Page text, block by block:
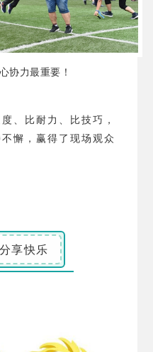
协力最重要！
、比耐力、比技巧，
懈，赢得了现场观众
享快乐